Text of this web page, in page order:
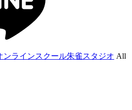
ンラインスクール朱雀スタジオ All